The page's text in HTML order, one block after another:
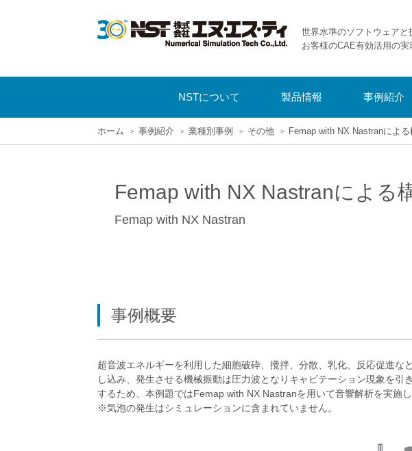
世界水準のソフトウェアと
お客様のCAE有効活用の
NSTについて 製品情報 事例紹介
ホーム 事例紹介 業種別事例 その他 Femap with NX Nastranによ
Femap with NX Nastranによる
Femap with NX Nastran
事例概要
超音波エネルギーを利用した細胞破砕、攪拌、分散、乳化、反応促進
し込み、発生させる機械振動は圧力波となりキャビテーション現象を
するため、本例題ではFemap with NX Nastranを用いて音響解析を実施し
※気泡の発生はシミュレーションに含まれていません。